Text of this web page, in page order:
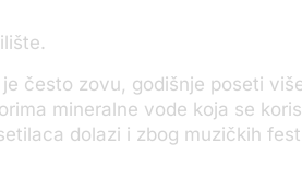
često zovu, godišnje poseti
mineralne vode koja se
dolazi i zbog muzičkih